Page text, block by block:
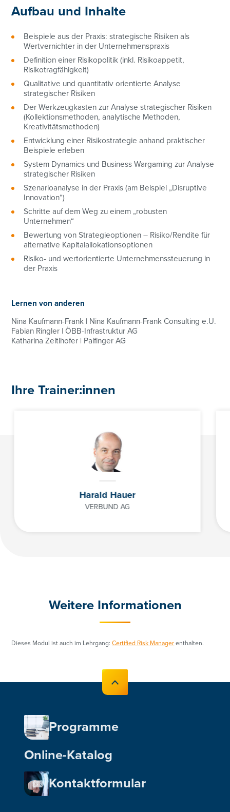
Aufbau und Inhalte
Beispiele aus der Praxis: strategische Risiken als
Wertvernichter in der Unternehmenspraxis
Definition einer Risikopolitik (inkl. Risikoappetit,
Risikotragfähigkeit)
Qualitative und quantitativ orientierte Analyse
strategischer Risiken
Der Werkzeugkasten zur Analyse strategischer Risiken
(Kollektionsmethoden, analytische Methoden,
Kreativitätsmethoden)
Entwicklung einer Risikostrategie anhand praktischer
Beispiele erleben
System Dynamics und Business Wargaming zur Analyse
strategischer Risiken
Szenarioanalyse in der Praxis (am Beispiel „Disruptive
Innovation“)
Schritte auf dem Weg zu einem „robusten
Unternehmen“
Bewertung von Strategieoptionen – Risiko/Rendite für
alternative Kapitalallokationsoptionen
Risiko- und wertorientierte Unternehmenssteuerung in
der Praxis
Lernen von anderen
Nina Kaufmann-Frank | Nina Kaufmann-Frank Consulting e.U.
Fabian Ringler | ÖBB-Infrastruktur AG
Katharina Zeitlhofer | Palfinger AG
Ihre Trainer:innen
Harald Hauer
VERBUND AG
Weitere Informationen
Dieses Modul ist auch im Lehrgang:Certified Risk Manager enthalten.
Programme
Online-Katalog
Kontaktformular